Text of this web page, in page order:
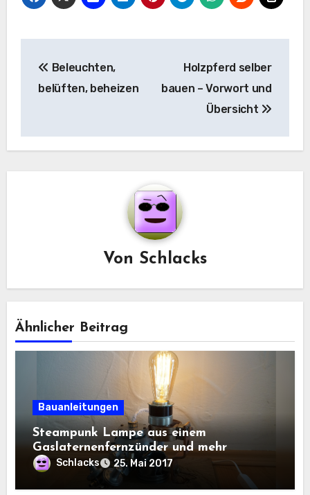
Beleuchten,
belüften, beheizen
Holzpferd selber
bauen – Vorwort und
Übersicht
Von Schlacks
Ähnlicher Beitrag
Bauanleitungen
Steampunk Lampe aus einem
Gaslaternenfernzünder und mehr
Schlacks 25. Mai 2017